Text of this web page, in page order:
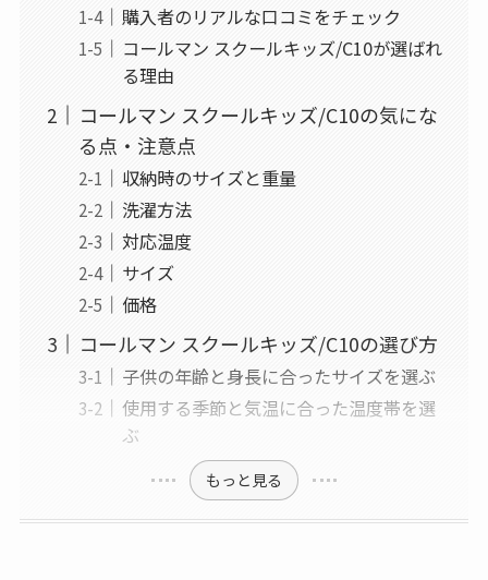
購入者のリアルな口コミをチェック
コールマン スクールキッズ/C10が選ばれ
る理由
コールマン スクールキッズ/C10の気にな
る点・注意点
収納時のサイズと重量
洗濯方法
対応温度
サイズ
価格
コールマン スクールキッズ/C10の選び方
子供の年齢と身長に合ったサイズを選ぶ
使用する季節と気温に合った温度帯を選
ぶ
もっと見る